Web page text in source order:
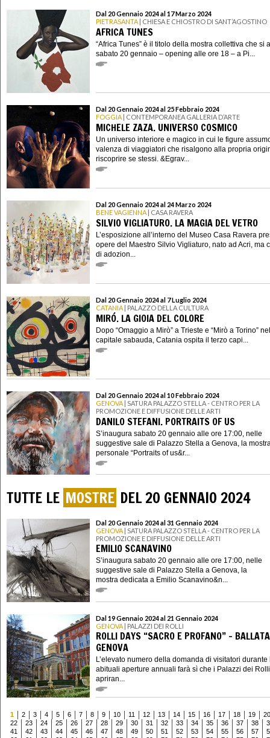
Dal 20 Gennaio 2024 al 17 Marzo 2024
PIETRASANTA | CHIESA E CHIOSTRO DI SANT’AGOSTINO
AFRICA TUNES
“Africa Tunes” è il titolo della mostra collettiva che si
sabato 20 gennaio – opening alle ore 18 – a Pi...
Dal 20 Gennaio 2024 al 25 Febbraio 2024
FOGGIA | CONTEMPORANEA GALLERIA D’ARTE
MICHELE ZAZA. UNIVERSO COSMICO
Un universo interiore e magico in cui le figure
valenza di viaggiatori che risalgono alla propria
riscoprire se stessi. &Egrav...
Dal 20 Gennaio 2024 al 24 Marzo 2024
BENE VAGIENNA | CASA RAVERA
SILVIO VIGLIATURO. LA MAGIA DEL VETRO
L’esposizione all’interno del Museo Casa Ravera
opere del Maestro Silvio Vigliaturo, nato ad Acri, ma
di adozion...
Dal 20 Gennaio 2024 al 7 Luglio 2024
CATANIA | PALAZZO DELLA CULTURA
MIRÓ. LA GIOIA DEL COLORE
Dopo “Omaggio a Mirò” a Trieste e “Mirò a Torino”
capitale sabauda, Catania ospita il terzo capi...
Dal 20 Gennaio 2024 al 10 Febbraio 2024
GENOVA | SATURA PALAZZO STELLA - CENTRO PER LA
PROMOZIONE E DIFFUSIONE DELLE ARTI
DANILO STEFANI. PORTRAITS OF US
S’inaugura sabato 20 gennaio alle ore 17:00, nelle
suggestive sale di Palazzo Stella a Genova, la
personale “Portraits of us&r...
TUTTE LE MOSTRE DEL 20 GENNAIO 2024
Dal 20 Gennaio 2024 al 31 Gennaio 2024
GENOVA | SATURA PALAZZO STELLA - CENTRO PER LA
PROMOZIONE E DIFFUSIONE DELLE ARTI
EMILIO SCANAVINO
S’inaugura sabato 20 gennaio alle ore 17:00, nelle
suggestive sale di Palazzo Stella a Genova, la
mostra dedicata a Emilio Scanavino&n...
Dal 19 Gennaio 2024 al 21 Gennaio 2024
GENOVA | PALAZZI DEI ROLLI
ROLLI DAYS “SACRO E PROFANO” -
GENOVA
L’elevato numero della domanda di visitatori durante
abituali aperture annuali farà sì che i Palazzi dei Rolli
apriran...
1 2 3 4 5 6 7 8 9 10 11 12 13 14 15 16 17 18 19
20
22
23 24 25 26 27 28 29 30 31 32 33 34 35 36 37 38
41
42 43 44 45 46 47 48 49 50 51 52 53 54 55 56 57